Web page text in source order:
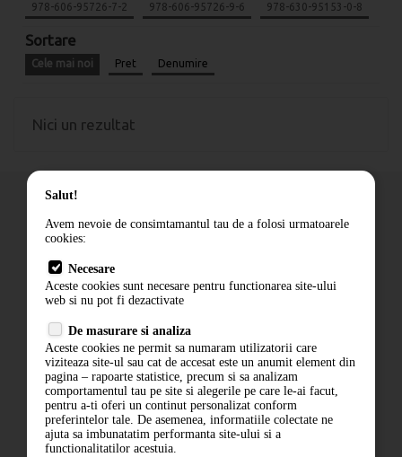
978-606-95726-7-2 978-606-95726-9-6 978-630-95153-0-8
Sortare
Cele mai noi Pret Denumire
Nici un rezultat
Cum comand
Livrare
Contact
Politica de confidentialitate
ANPC
Salut!
Avem nevoie de consimtamantul tau de a folosi urmatoarele
cookies:
Necesare
Aceste cookies sunt necesare pentru functionarea site-ului
web si nu pot fi dezactivate
De masurare si analiza
Aceste cookies ne permit sa numaram utilizatorii care
viziteaza site-ul sau cat de accesat este un anumit element din
pagina – rapoarte statistice, precum si sa analizam
comportamentul tau pe site si alegerile pe care le-ai facut,
pentru a-ti oferi un continut personalizat conform
preferintelor tale. De asemenea, informatiile colectate ne
ajuta sa imbunatatim performanta site-ului si a
functionalitatilor acestuia.